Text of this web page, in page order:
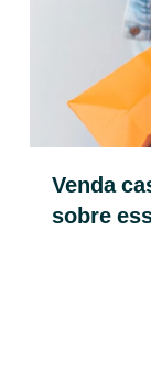
Venda
sobre